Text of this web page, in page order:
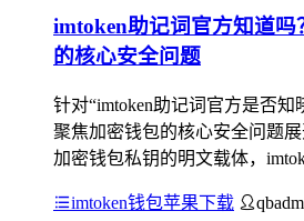
imtoken助记词官方知道
的核心安全问题
针对“imtoken助记词官方是否
聚焦加密钱包的核心安全问题
加密钱包私钥的明文载体，
imtoken钱包苹果下载